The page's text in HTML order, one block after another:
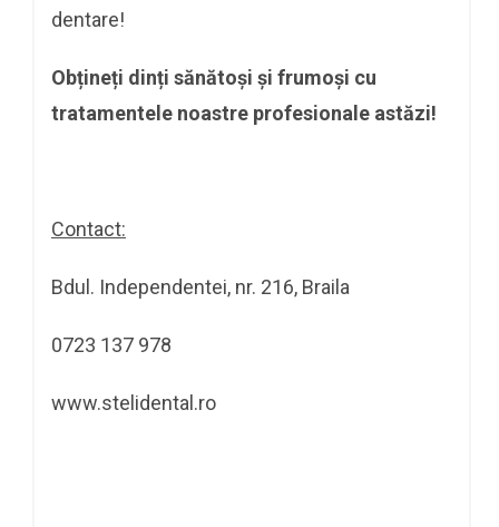
dentare!
Obțineți dinți sănătoși și frumoși cu
tratamentele noastre profesionale astăzi!
Contact:
Bdul. Independentei, nr. 216, Braila
0723 137 978
www.stelidental.ro